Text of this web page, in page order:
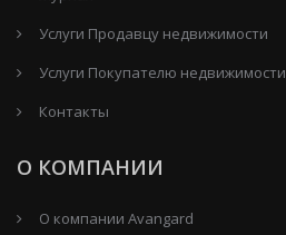
Услуги Продавцу недвижимости
Услуги Покупателю недвижимости
Контакты
О КОМПАНИИ
О компании Avangard